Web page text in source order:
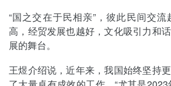
“国之交在于民相亲”，彼此民间交
高，经贸发展也越好，文化吸引力和
展的舞台。
王煜介绍说，近年来，我国始终坚持